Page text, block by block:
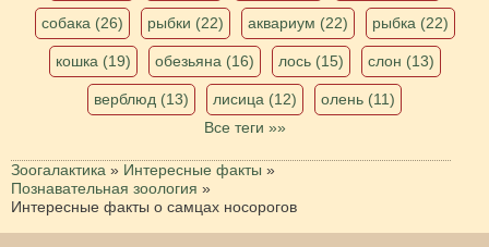
собака (26) рыбки (22) аквариум (22) рыбка (22)
кошка (19) обезьяна (16) лось (15) слон (13)
верблюд (13) лисица (12)
олень (11)
Все теги »»
Зоогалактика » Интересные факты »
Познавательная зоология »
Интересные факты о самцах носорогов